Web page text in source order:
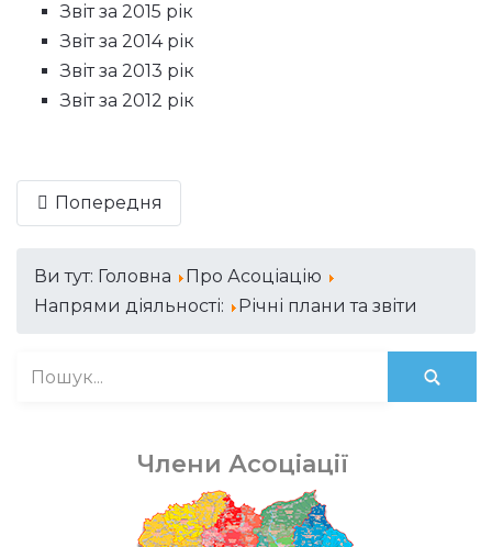
Звіт за 2015 рік
Звіт за 2014 рік
Звіт за 2013 рік
Звіт за 2012 рік
Попередня
Ви тут: Головна
Про Асоціацію
Напрями діяльності:
Річні плани та звіти
Члени Асоціації